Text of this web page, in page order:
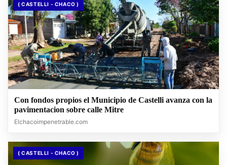
( CASTELLI - CHACO )
Con fondos propios el Municipio de Castelli avanza con la
pavimentacion sobre calle Mitre
Elchacoimpenetrable.com
( CASTELLI - CHACO )